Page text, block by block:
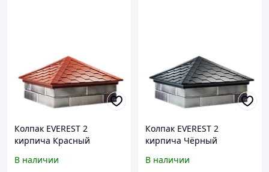
Колпак EVEREST 2
кирпича Красный
В наличии
Колпак EVEREST 2
кирпича Чёрный
В наличии